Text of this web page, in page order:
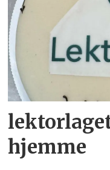
hjemme